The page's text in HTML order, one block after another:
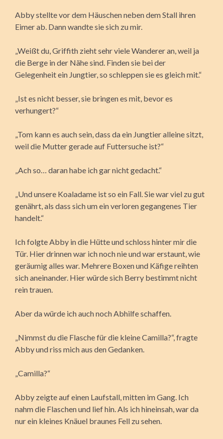
Abby stellte vor dem Häuschen neben dem Stall ihren
Eimer ab. Dann wandte sie sich zu mir.
„Weißt du, Griffith zieht sehr viele Wanderer an, weil ja
die Berge in der Nähe sind. Finden sie bei der
Gelegenheit ein Jungtier, so schleppen sie es gleich mit.“
„Ist es nicht besser, sie bringen es mit, bevor es
verhungert?“
„Tom kann es auch sein, dass da ein Jungtier alleine sitzt,
weil die Mutter gerade auf Futtersuche ist?“
„Ach so… daran habe ich gar nicht gedacht.“
„Und unsere Koaladame ist so ein Fall. Sie war viel zu gut
genährt, als dass sich um ein verloren gegangenes Tier
handelt.“
Ich folgte Abby in die Hütte und schloss hinter mir die
Tür. Hier drinnen war ich noch nie und war erstaunt, wie
geräumig alles war. Mehrere Boxen und Käfige reihten
sich aneinander. Hier würde sich Berry bestimmt nicht
rein trauen.
Aber da würde ich auch noch Abhilfe schaffen.
„Nimmst du die Flasche für die kleine Camilla?“, fragte
Abby und riss mich aus den Gedanken.
„Camilla?“
Abby zeigte auf einen Laufstall, mitten im Gang. Ich
nahm die Flaschen und lief hin. Als ich hineinsah, war da
nur ein kleines Knäuel braunes Fell zu sehen.